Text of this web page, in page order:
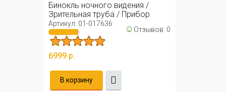
Бинокль ночного видения /
Зрительная труба / Прибор
ночного ...
Артикул: 01-017636 ☺ Отзывов: 0
6999 р.
В корзину